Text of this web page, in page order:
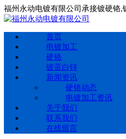
福州永动电镀有限公司承接镀硬铬
首页
电镀加工
硬铬
镀蓝白锌
新闻资讯
硬铬动态
电镀加工资讯
关于我们
联系我们
在线留言